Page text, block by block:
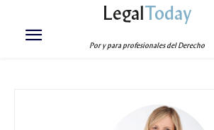
LegalToday
Por y para profesionales del Derecho